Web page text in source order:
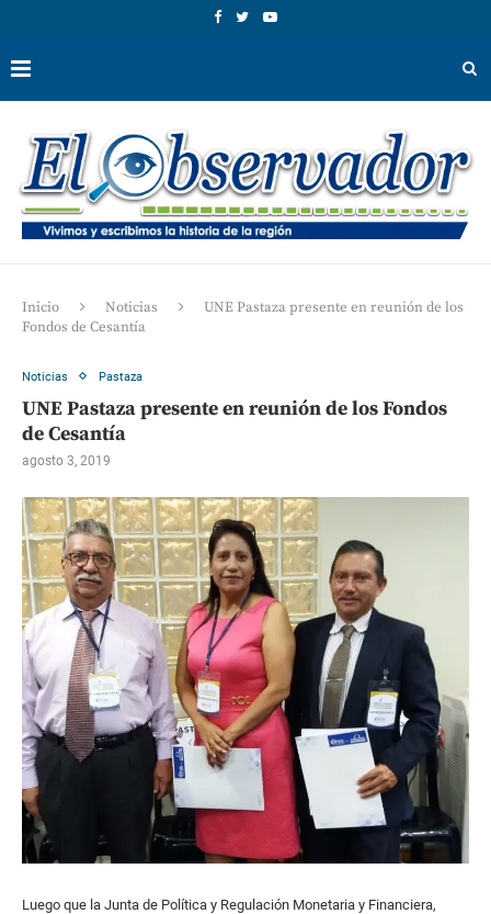
Inicio Noticias
UNE Pastaza presente en reunión de los
Fondos de Cesantía
Noticias Pastaza
UNE Pastaza presente en reunión de los Fondos
de Cesantía
agosto 3, 2019
Luego que la Junta de Política y Regulación Monetaria y Financiera,